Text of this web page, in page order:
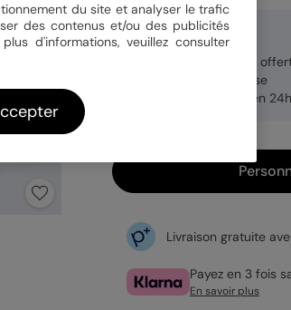
1,39 €
Enveloppe blanche
Fabrication française
Expédition rapide en 24h
Livraison gratuite
Payez en 3 fois
En savoir plus
du site et analyser le trafic
des contenus et/ou des publicités
d'informations, veuillez consulter